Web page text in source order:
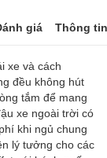
giá Thông
xe và cách
đều không hút
tắm để mang
xe ngoài trời có
khi ngủ chung
lý tưởng cho các